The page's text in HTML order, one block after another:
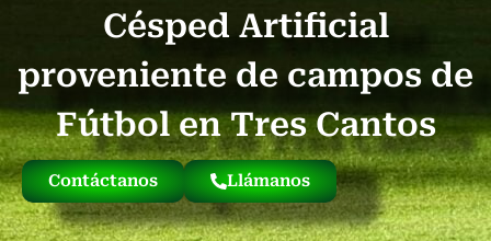
Césped Artificial
proveniente de campos de
Fútbol en Tres Cantos
Contáctanos Llámanos